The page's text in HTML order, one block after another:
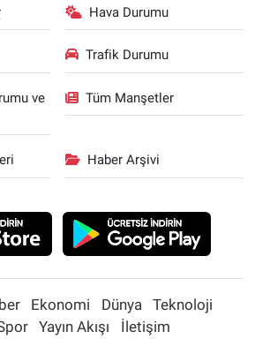
Hava Durumu
Trafik Durumu
ve
Tüm Manşetler
Haber Arşivi
Ekonomi Dünya
Teknoloji
Yayın Akışı İletişim